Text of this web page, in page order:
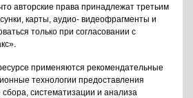
авторские права принадлежат третьим
карты, аудио- видеофрагменты и
только при согласовании с
применяются рекомендательные
технологии предоставления
систематизации и анализа